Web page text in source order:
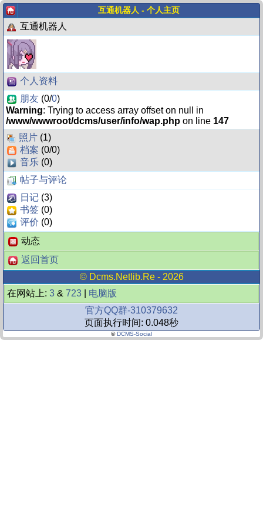
互通机器人 - 个人主页
互通机器人
个人资料
朋友 (0/0)
Warning: Trying to access array offset on null in
/www/wwwroot/dcms/user/info/wap.php on line 147
照片 (1)
档案 (0/0)
音乐 (0)
帖子与评论
日记 (3)
书签 (0)
评价 (0)
动态
返回首页
© Dcms.netlib.re- 2026
在网站上: 3 & 723
电脑版
官方QQ群-310379632
页面执行时间: 0.048秒
©DCMS-Social